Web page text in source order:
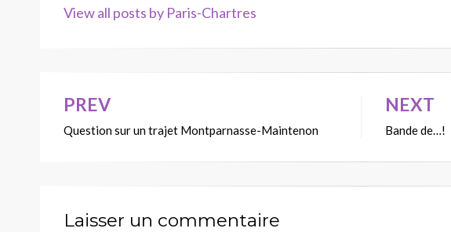
View all posts by Paris-Chartres
Navigation
de
PREV
Question sur un trajet Montparnasse-Maintenon
NEXT
Bande de…!
Laisser un commentaire